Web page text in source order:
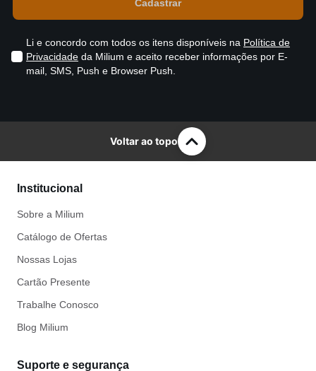
Li e concordo com todos os itens disponíveis na Política de
Privacidade da Milium e aceito receber informações por E-
mail, SMS, Push e Browser Push.
Voltar ao topo
Institucional
Sobre a Milium
Catálogo de Ofertas
Nossas Lojas
Cartão Presente
Trabalhe Conosco
Blog Milium
Suporte e segurança